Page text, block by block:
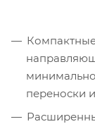
переноски